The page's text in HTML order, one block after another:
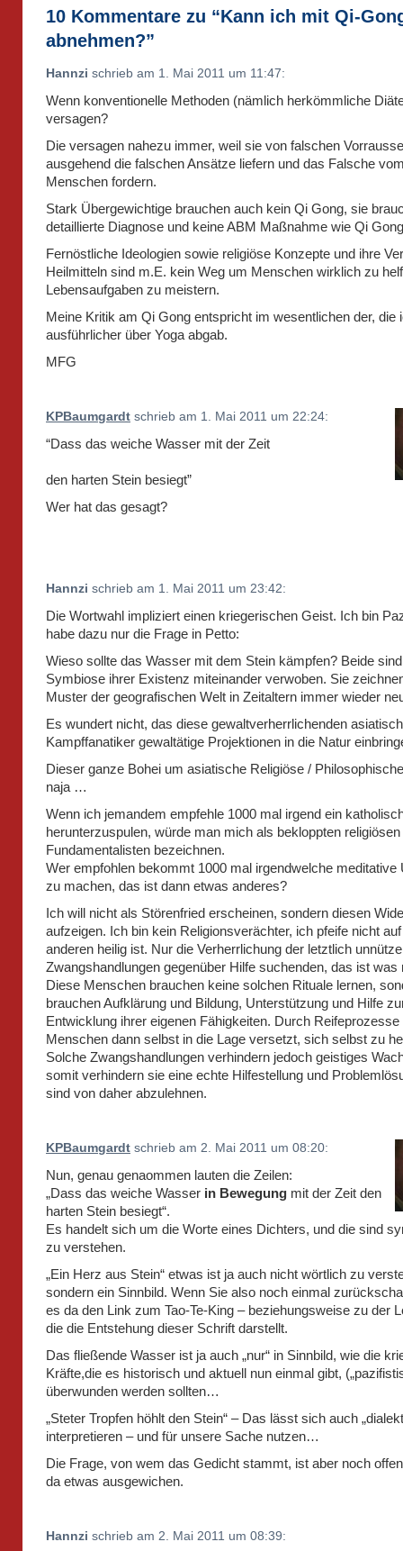
10 Kommentare zu “Kann ich mit Qi-
abnehmen?”
Hannzi schrieb am 1. Mai 2011 um 11:47:
Wenn konventionelle Methoden (nämlich herkömmliche
versagen?
Die versagen nahezu immer, weil sie von falschen
ausgehend die falschen Ansätze liefern und das Falsche
Menschen fordern.
Stark Übergewichtige brauchen auch kein Qi Gong, sie
detaillierte Diagnose und keine ABM Maßnahme wie Qi
Fernöstliche Ideologien sowie religiöse Konzepte und ihre
Heilmitteln sind m.E. kein Weg um Menschen wirklich zu
Lebensaufgaben zu meistern.
Meine Kritik am Qi Gong entspricht im wesentlichen der, die
ausführlicher über Yoga abgab.
MFG
KPBaumgardt schrieb am 1. Mai 2011 um 22:24:
“Dass das weiche Wasser mit der Zeit
den harten Stein besiegt”
Wer hat das gesagt?
Hannzi schrieb am 1. Mai 2011 um 23:42:
Die Wortwahl impliziert einen kriegerischen Geist. Ich bin
habe dazu nur die Frage in Petto:
Wieso sollte das Wasser mit dem Stein kämpfen? Beide
Symbiose ihrer Existenz miteinander verwoben. Sie
Muster der geografischen Welt in Zeitaltern immer wieder
Es wundert nicht, das diese gewaltverherrlichenden
Kampffanatiker gewaltätige Projektionen in die Natur
Dieser ganze Bohei um asiatische Religiöse /
naja …
Wenn ich jemandem empfehle 1000 mal irgend ein
herunterzuspulen, würde man mich als bekloppten religiösen
Fundamentalisten bezeichnen.
Wer empfohlen bekommt 1000 mal irgendwelche meditative
zu machen, das ist dann etwas anderes?
Ich will nicht als Störenfried erscheinen, sondern diesen
aufzeigen. Ich bin kein Religionsverächter, ich pfeife nicht
anderen heilig ist. Nur die Verherrlichung der letztlich
Zwangshandlungen gegenüber Hilfe suchenden, das ist was
Diese Menschen brauchen keine solchen Rituale lernen,
brauchen Aufklärung und Bildung, Unterstützung und Hilfe
Entwicklung ihrer eigenen Fähigkeiten. Durch Reifeprozesse
Menschen dann selbst in die Lage versetzt, sich selbst zu
Solche Zwangshandlungen verhindern jedoch geistiges
somit verhindern sie eine echte Hilfestellung und
sind von daher abzulehnen.
KPBaumgardt schrieb am 2. Mai 2011 um 08:20:
Nun, genau genaommen lauten die Zeilen:
„Dass das weiche Wasser in Bewegung mit der Zeit den
harten Stein besiegt“.
Es handelt sich um die Worte eines Dichters, und die sind
zu verstehen.
„Ein Herz aus Stein“ etwas ist ja auch nicht wörtlich zu
sondern ein Sinnbild. Wenn Sie also noch einmal
es da den Link zum Tao-Te-King – beziehungsweise zu der
die die Entstehung dieser Schrift darstellt.
Das fließende Wasser ist ja auch „nur“ in Sinnbild, wie die
Kräfte,die es historisch und aktuell nun einmal gibt,
überwunden werden sollten…
„Steter Tropfen höhlt den Stein“ – Das lässt sich auch
interpretieren – und für unsere Sache nutzen…
Die Frage, von wem das Gedicht stammt, ist aber noch
da etwas ausgewichen.
Hannzi schrieb am 2. Mai 2011 um 08:39: